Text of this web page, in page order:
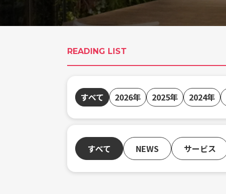
READING LIST
すべて 2026年 2025年 2024年
すべて NEWS サービス